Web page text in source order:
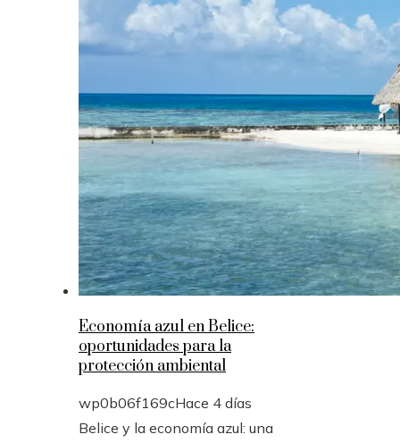
Economía azul en Belice:
oportunidades para la
protección ambiental
wp0b06f169cHace 4 días
Belice y la economía azul: una